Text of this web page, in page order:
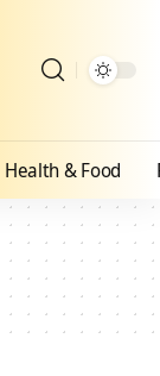
Health & Food